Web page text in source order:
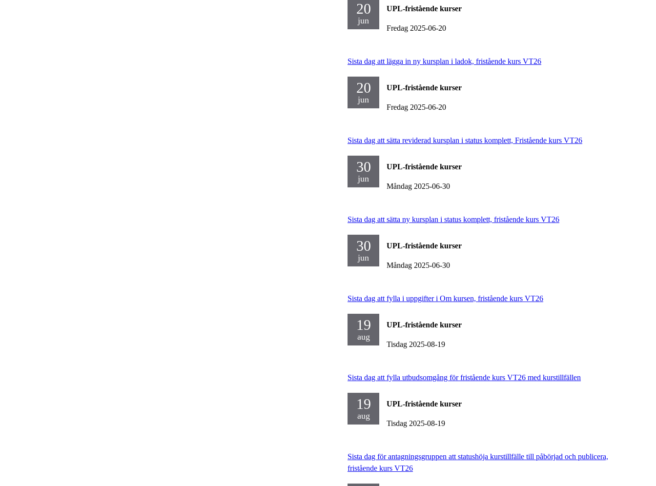
20
jun
UPL-fristående kurser
Fredag 2025-06-20
Sista dag att lägga in ny kursplan i ladok, fristående kurs VT26
20
jun
UPL-fristående kurser
Fredag 2025-06-20
Sista dag att sätta reviderad kursplan i status komplett, Fristående kurs VT26
30
jun
UPL-fristående kurser
Måndag 2025-06-30
Sista dag att sätta ny kursplan i status komplett, fristående kurs VT26
30
jun
UPL-fristående kurser
Måndag 2025-06-30
Sista dag att fylla i uppgifter i Om kursen, fristående kurs VT26
19
aug
UPL-fristående kurser
Tisdag 2025-08-19
Sista dag att fylla utbudsomgång för fristående kurs VT26 med kurstillfällen
19
aug
UPL-fristående kurser
Tisdag 2025-08-19
Sista dag för antagningsgruppen att statushöja kurstillfälle till påbörjad och publicera,
fristående kurs VT26